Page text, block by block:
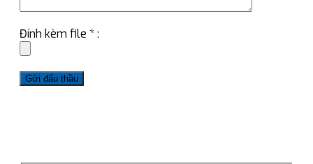
Đính kèm file * :